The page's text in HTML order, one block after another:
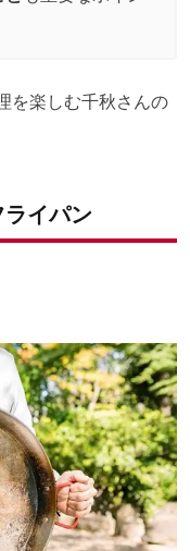
を楽しむ千秋さんの
イパン